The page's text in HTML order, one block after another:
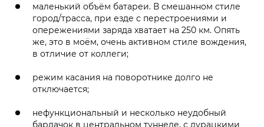
маленький объём батареи. В смешанном стиле
город/трасса, при езде с перестроениями и
опережениями заряда хватает на 250 км. Опять
же, это в моём, очень активном стиле вождения,
в отличие от коллеги;
режим касания на поворотнике долго не
отключается;
нефункциональный и несколько неудобный
бардачок в центральном туннеле, с дурацкими